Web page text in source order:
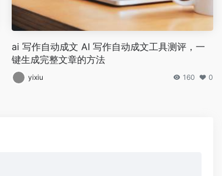
ai 写作自动成文 AI 写作自动成文工具测评，一
键生成完整文章的方法
yixiu 160 0